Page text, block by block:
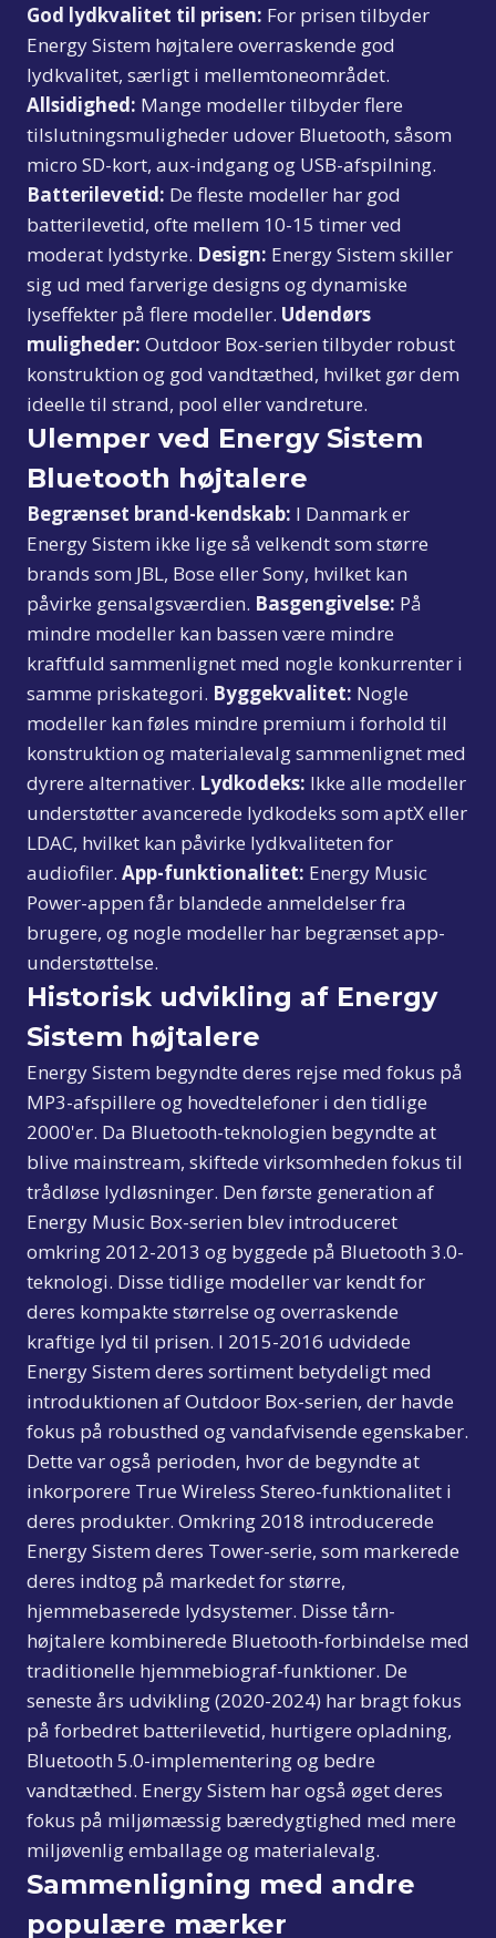
God lydkvalitet til prisen: For prisen tilbyder
Energy Sistem højtalere overraskende god
lydkvalitet, særligt i mellemtoneområdet.
Allsidighed: Mange modeller tilbyder flere
tilslutningsmuligheder udover Bluetooth, såsom
micro SD-kort, aux-indgang og USB-afspilning.
Batterilevetid: De fleste modeller har god
batterilevetid, ofte mellem 10-15 timer ved
moderat lydstyrke. Design: Energy Sistem skiller
sig ud med farverige designs og dynamiske
lyseffekter på flere modeller. Udendørs
muligheder: Outdoor Box-serien tilbyder robust
konstruktion og god vandtæthed, hvilket gør dem
ideelle til strand, pool eller vandreture.
Ulemper ved Energy Sistem
Bluetooth højtalere
Begrænset brand-kendskab: I Danmark er
Energy Sistem ikke lige så velkendt som større
brands som JBL, Bose eller Sony, hvilket kan
påvirke gensalgsværdien. Basgengivelse: På
mindre modeller kan bassen være mindre
kraftfuld sammenlignet med nogle konkurrenter i
samme priskategori. Byggekvalitet: Nogle
modeller kan føles mindre premium i forhold til
konstruktion og materialevalg sammenlignet med
dyrere alternativer. Lydkodeks: Ikke alle modeller
understøtter avancerede lydkodeks som aptX eller
LDAC, hvilket kan påvirke lydkvaliteten for
audiofiler. App-funktionalitet: Energy Music
Power-appen får blandede anmeldelser fra
brugere, og nogle modeller har begrænset app-
understøttelse.
Historisk udvikling af Energy
Sistem højtalere
Energy Sistem begyndte deres rejse med fokus på
MP3-afspillere og hovedtelefoner i den tidlige
2000'er. Da Bluetooth-teknologien begyndte at
blive mainstream, skiftede virksomheden fokus til
trådløse lydløsninger. Den første generation af
Energy Music Box-serien blev introduceret
omkring 2012-2013 og byggede på Bluetooth 3.0-
teknologi. Disse tidlige modeller var kendt for
deres kompakte størrelse og overraskende
kraftige lyd til prisen. I 2015-2016 udvidede
Energy Sistem deres sortiment betydeligt med
introduktionen af Outdoor Box-serien, der havde
fokus på robusthed og vandafvisende egenskaber.
Dette var også perioden, hvor de begyndte at
inkorporere True Wireless Stereo-funktionalitet i
deres produkter. Omkring 2018 introducerede
Energy Sistem deres Tower-serie, som markerede
deres indtog på markedet for større,
hjemmebaserede lydsystemer. Disse tårn-
højtalere kombinerede Bluetooth-forbindelse med
traditionelle hjemmebiograf-funktioner. De
seneste års udvikling (2020-2024) har bragt fokus
på forbedret batterilevetid, hurtigere opladning,
Bluetooth 5.0-implementering og bedre
vandtæthed. Energy Sistem har også øget deres
fokus på miljømæssig bæredygtighed med mere
miljøvenlig emballage og materialevalg.
Sammenligning med andre
populære mærker